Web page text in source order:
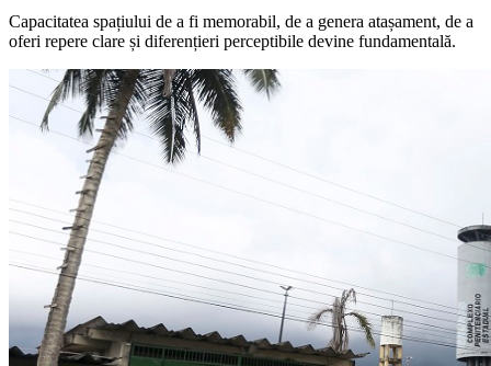
Capacitatea spațiului de a fi memorabil, de a genera atașament, de a
oferi repere clare și diferențieri perceptibile devine fundamentală.